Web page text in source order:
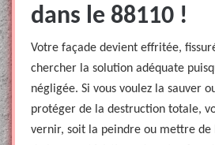
dans le 88110 !
Votre façade devient effritée,
chercher la solution adéquate
négligée. Si vous voulez la sauver
protéger de la destruction totale,
vernir, soit la peindre ou mettre de